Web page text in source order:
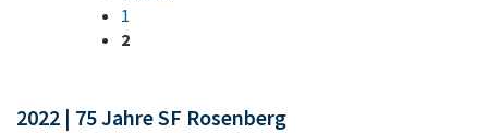
1
2
2022 | 75 Jahre SF Rosenberg